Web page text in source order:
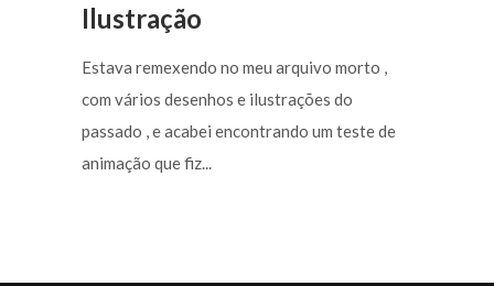
Ilustração
Estava remexendo no meu arquivo morto ,
com vários desenhos e ilustrações do
passado , e acabei encontrando um teste de
animação que fiz...